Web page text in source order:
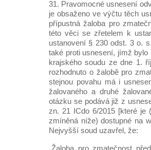
31. Pravomocné usnesení
je obsaženo ve výčtu těch
přípustná žaloba pro
této věci se zřetelem k
ustanovení § 230 odst. 3 o.
také proti usnesení, jímž
krajského soudu ze dne 1.
rozhodnuto o žalobě pro
stejnou povahu má i
žalovaného a druhé
otázku se podává již z
zn. 21 ICdo 6/2015 [které je
zmíněná níže) dostupné na
Nejvyšší soud uzavřel, že:
„Žaloba pro zmatečnost